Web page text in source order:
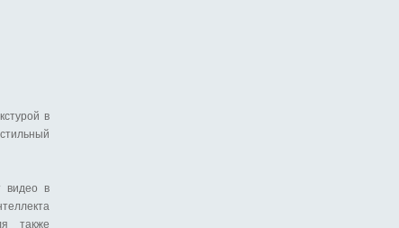
в
видео в
также